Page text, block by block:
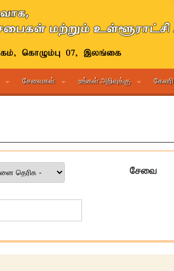
சேவைகள் உங்கள் அறிவுக்கு கேலரி
சேவை